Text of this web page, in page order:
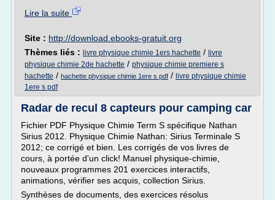
Lire la suite
Site : http://download.ebooks-gratuit.org
Thèmes liés : livre physique chimie 1ers hachette / livre
physique chimie 2de hachette / physique chimie premiere s
hachette / hachette physique chimie 1ere s pdf / livre physique chimie
1ere s pdf
Radar de recul 8 capteurs pour camping car
Fichier PDF Physique Chimie Term S spécifique Nathan
Sirius 2012. Physique Chimie Nathan: Sirius Terminale S
2012; ce corrigé et bien. Les corrigés de vos livres de
cours, à portée d'un click! Manuel physique-chimie,
nouveaux programmes 201 exercices interactifs,
animations, vérifier ses acquis, collection Sirius.
Synthèses de documents, des exercices résolus